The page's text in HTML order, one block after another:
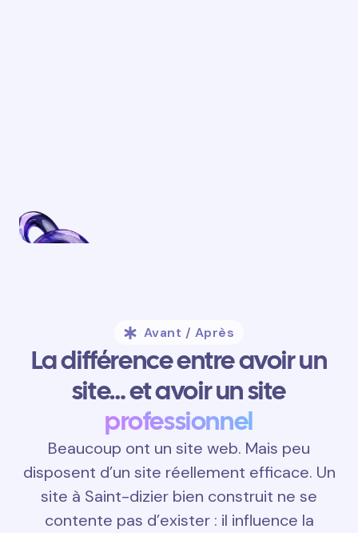
Avant / Après
La différence entre avoir un
site… et avoir un site
professionnel
Beaucoup ont un site web. Mais peu
disposent d’un site réellement efficace. Un
site à Saint-dizier bien construit ne se
contente pas d’exister : il influence la